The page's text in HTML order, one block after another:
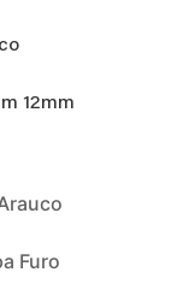
12mm
Furo